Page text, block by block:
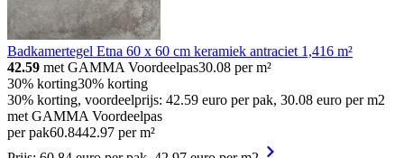
Badkamertegel Etna 60 x 60 cm keramiek antraciet 1,416 m²
42.59 met GAMMA Voordeelpas30.08 per m²
30% korting30% korting
30% korting, voordeelprijs: 42.59 euro per pak, 30.08 euro per m2
met GAMMA Voordeelpas
per pak60.8442.97 per m²